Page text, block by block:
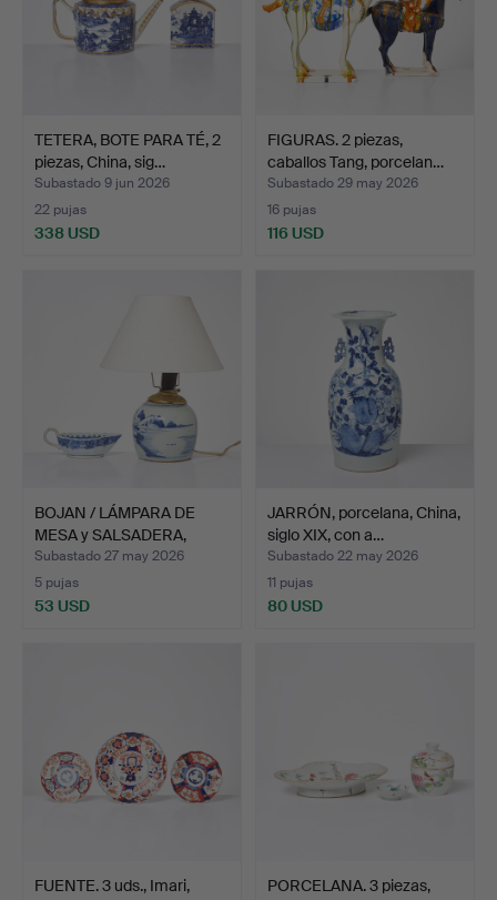
TETERA, BOTE PARA TÉ, 2
piezas, China, sig…
Subastado 9 jun 2026
22 pujas
338 USD
FIGURAS. 2 piezas,
caballos Tang, porcelan…
Subastado 29 may 2026
16 pujas
116 USD
BOJAN / LÁMPARA DE
MESA y SALSADERA,
porce…
Subastado 27 may 2026
5 pujas
53 USD
JARRÓN, porcelana, China,
siglo XIX, con a…
Subastado 22 may 2026
11 pujas
80 USD
FUENTE. 3 uds., Imari,
PORCELANA. 3 piezas,